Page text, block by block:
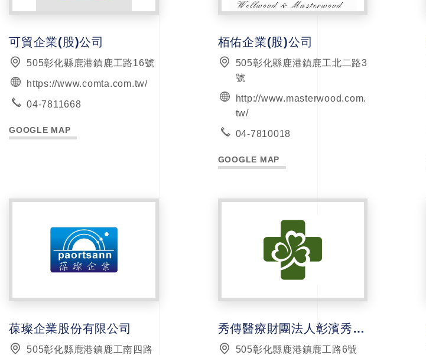
可貿企業(股)公司
505彰化縣鹿港鎮鹿工路16號
https://www.comta.com.tw/
04-7811668
GOOGLE MAP
栢佑企業(股)公司
505彰化縣鹿港鎮鹿工北二路3
號
http://www.masterwood.com.
tw/
04-7810018
GOOGLE MAP
葆璨企業股份有限公司
505彰化縣鹿港鎮鹿工南四路
秀傳醫療財團法人彰濱秀傳紀念醫院
505彰化縣鹿港鎮鹿工路6號